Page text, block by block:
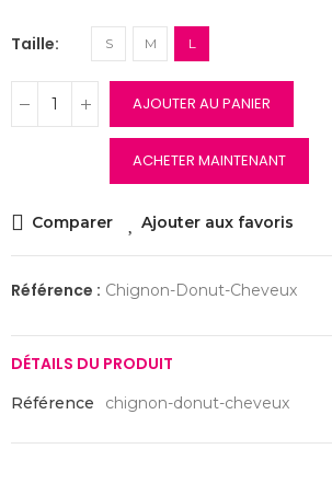
Taille S M L
AJOUTER AU PANIER
ACHETER MAINTENANT
Comparer Ajouter aux favoris
Référence : Chignon-Donut-Cheveux
DÉTAILS DU PRODUIT
Référence chignon-donut-cheveux